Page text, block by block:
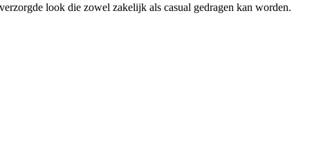
look die zowel zakelijk als casual gedragen kan worden.